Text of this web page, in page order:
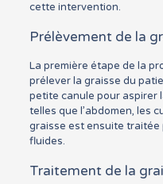
cette intervention.
Prélèvement de la
La première étape de la
prélever la graisse du
petite canule pour aspirer
telles que l’abdomen, les
graisse est ensuite traitée
fluides.
Traitement de la